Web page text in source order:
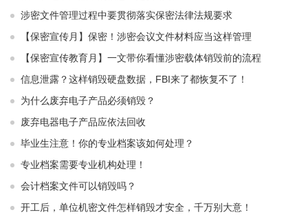
涉密文件管理过程中要贯彻落实保密法律法规要求
【保密宣传月】保密！涉密会议文件材料应当这样管理
【保密宣传教育月】一文带你看懂涉密载体销毁前的流程
信息泄露？这样销毁硬盘数据，FBI来了都恢复不了！
为什么废弃电子产品必须销毁？
废弃电器电子产品应依法回收
毕业生注意！你的专业档案该如何处理？
专业档案需要专业机构处理！
会计档案文件可以销毁吗？
开工后，单位机密文件怎样销毁才安全，千万别大意！